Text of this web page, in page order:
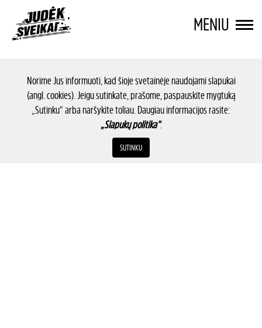
MENIU
Norime Jus informuoti, kad šioje svetainėje naudojami slapukai
(angl. cookies). Jeigu sutinkate, prašome, paspauskite mygtuką
„Sutinku“ arba naršykite toliau. Daugiau informacijos rasite:
„Slapukų politika“.
SUTINKU